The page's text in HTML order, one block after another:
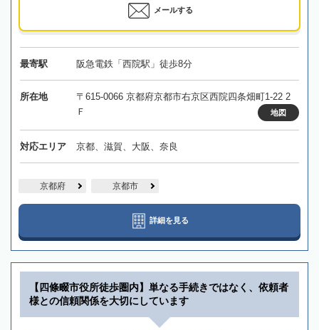
メールする
最寄駅 阪急電鉄「西院駅」徒歩8分
所在地
〒615-0066 京都府京都市右京区西院四条畑町1-22 2
Ｆ
地図
対応エリア 京都、滋賀、大阪、奈良
京都府 京都市
詳細を見る
【四條畷市役所徒歩圏内】単なる手続きではなく、依頼者
様との信頼関係を大切にしています